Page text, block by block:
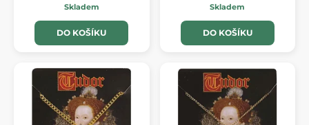
Skladem
DO KOŠÍKU
Skladem
DO KOŠÍKU